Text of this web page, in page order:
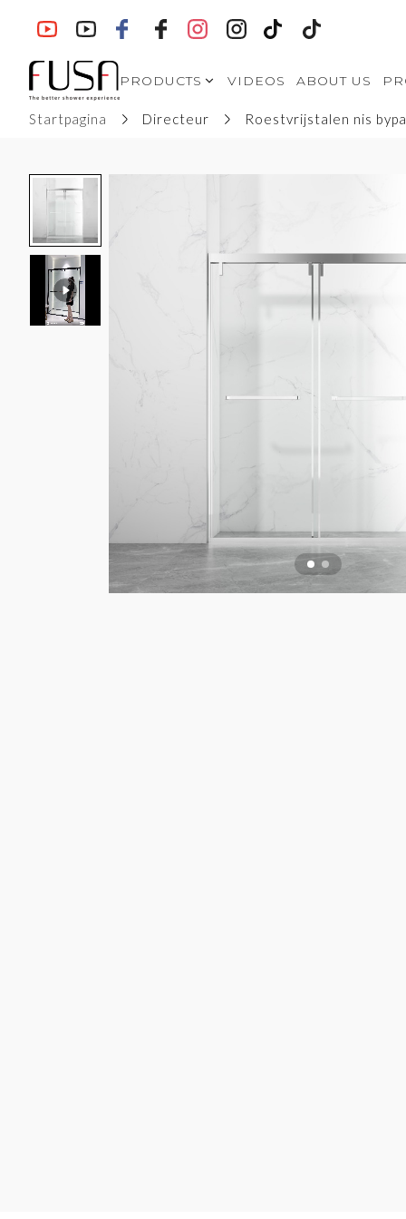
PRODUCTS VIDEOS ABOUT US
SHOWER
SHOWER
ENCLOSURES-
SHOWER
ENCLOSURES-North
American Style
WALK IN SHOWERS
VN-H731
Startpagina Directeur Roestvrijstalen nis